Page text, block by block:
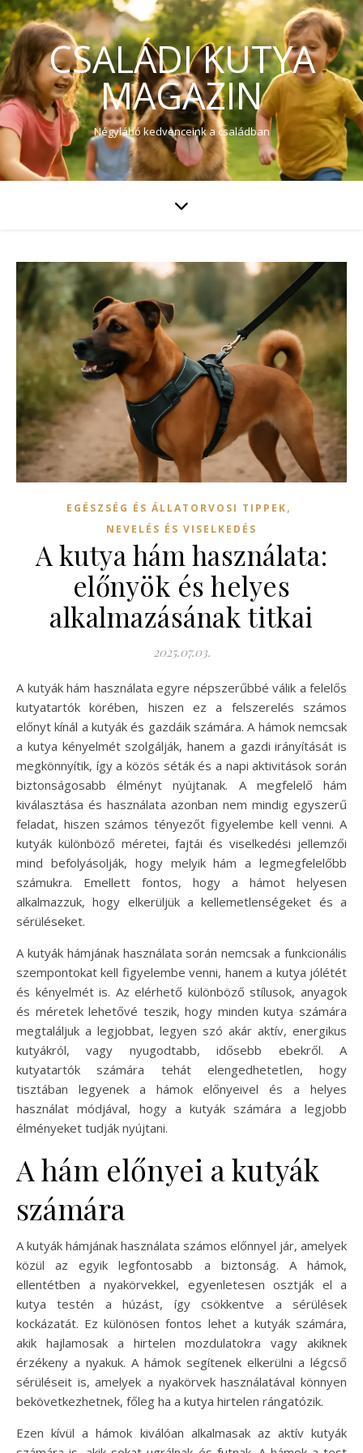
CSALÁDI KUTYA
MAGAZIN
Négylábó kedvenceink a családban
EGÉSZSÉG ÉS ÁLLATORVOSI TIPPEK,
NEVELÉS ÉS VISELKEDÉS
A kutya hám használata:
előnyök és helyes
alkalmazásának titkai
2025.07.03.
A kutyák hám használata egyre népszerűbbé válik a felelős
kutyatartók körében, hiszen ez a felszerelés számos
előnyt kínál a kutyák és gazdáik számára. A hámok nemcsak
a kutya kényelmét szolgálják, hanem a gazdi irányítását is
megkönnyítik, így a közös séták és a napi aktivitások során
biztonságosabb élményt nyújtanak. A megfelelő hám
kiválasztása és használata azonban nem mindig egyszerű
feladat, hiszen számos tényezőt figyelembe kell venni. A
kutyák különböző méretei, fajtái és viselkedési jellemzői
mind befolyásolják, hogy melyik hám a legmegfelelőbb
számukra. Emellett fontos, hogy a hámot helyesen
alkalmazzuk, hogy elkerüljük a kellemetlenségeket és a
sérüléseket.
A kutyák hámjának használata során nemcsak a funkcionális
szempontokat kell figyelembe venni, hanem a kutya jólétét
és kényelmét is. Az elérhető különböző stílusok, anyagok
és méretek lehetővé teszik, hogy minden kutya számára
megtaláljuk a legjobbat, legyen szó akár aktív, energikus
kutyákról, vagy nyugodtabb, idősebb ebekről. A
kutyatartók számára tehát elengedhetetlen, hogy
tisztában legyenek a hámok előnyeivel és a helyes
használat módjával, hogy a kutyák számára a legjobb
élményeket tudják nyújtani.
A hám előnyei a kutyák
számára
A kutyák hámjának használata számos előnnyel jár, amelyek
közül az egyik legfontosabb a biztonság. A hámok,
ellentétben a nyakörvekkel, egyenletesen osztják el a
kutya testén a húzást, így csökkentve a sérülések
kockázatát. Ez különösen fontos lehet a kutyák számára,
akik hajlamosak a hirtelen mozdulatokra vagy akiknek
érzékeny a nyakuk. A hámok segítenek elkerülni a légcső
sérüléseit is, amelyek a nyakörvek használatával könnyen
bekövetkezhetnek, főleg ha a kutya hirtelen rángatózik.
Ezen kívül a hámok kiválóan alkalmasak az aktív kutyák